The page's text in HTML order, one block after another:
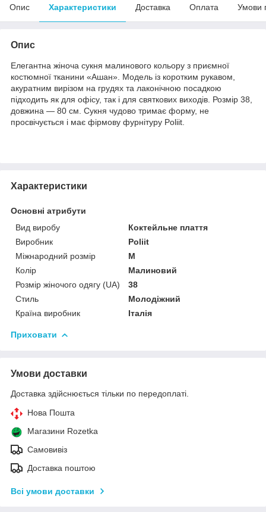
Опис Характеристики Доставка Оплата Умови
Опис
Елегантна жіноча сукня малинового кольору з приємної
костюмної тканини «Ашан». Модель із коротким рукавом,
акуратним вирізом на грудях та лаконічною посадкою
підходить як для офісу, так і для святкових виходів. Розмір 38,
довжина — 80 см. Сукня чудово тримає форму, не
просвічується і має фірмову фурнітуру Poliit.
Характеристики
Основні атрибути
Вид виробу
Коктейльне плаття
Виробник
Poliit
Міжнародний розмір
M
Колір
Малиновий
Розмір жіночого одягу (UA)
38
Стиль
Молодіжний
Країна виробник
Італія
Приховати
Умови доставки
Доставка здійснюється тільки по передоплаті.
Нова Пошта
Магазини Rozetka
Самовивіз
Доставка поштою
Всі умови доставки